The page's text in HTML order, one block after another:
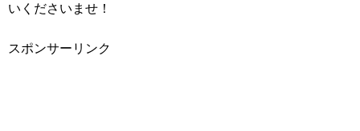
いくださいませ！
スポンサーリンク